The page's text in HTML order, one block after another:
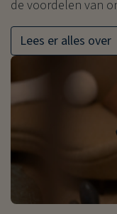
de voordelen van
Lees er alles over